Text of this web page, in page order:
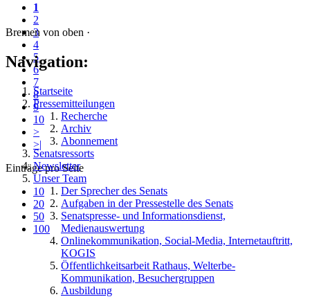
1
2
3
4
5
6
7
8
9
10
>
>|
Einträge pro Seite
10
20
50
100
Bremen von oben ·
Navigation:
Startseite
Pressemitteilungen
Recherche
Archiv
Abonnement
Senatsressorts
Newsletter
Unser Team
Der Sprecher des Senats
Aufgaben in der Pressestelle des Senats
Senatspresse- und Informationsdienst,
Medienauswertung
Onlinekommunikation, Social-Media, Internetauftritt,
KOGIS
Öffentlichkeitsarbeit Rathaus, Welterbe-
Kommunikation, Besuchergruppen
Ausbildung